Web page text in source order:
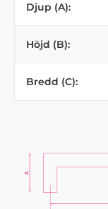
Djup (A):
Höjd (B):
Bredd (C):